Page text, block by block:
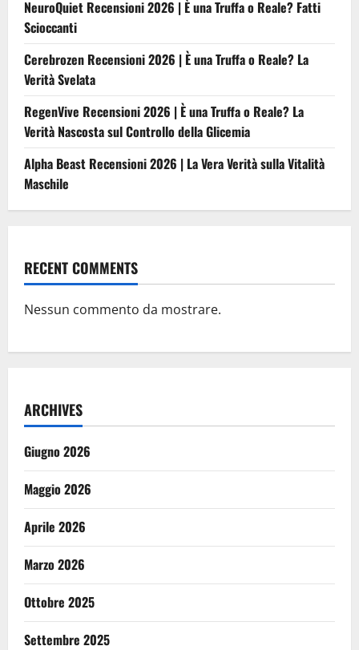
NeuroQuiet Recensioni 2026 | È una Truffa o Reale? Fatti
Scioccanti
Cerebrozen Recensioni 2026 | È una Truffa o Reale? La
Verità Svelata
RegenVive Recensioni 2026 | È una Truffa o Reale? La
Verità Nascosta sul Controllo della Glicemia
Alpha Beast Recensioni 2026 | La Vera Verità sulla Vitalità
Maschile
RECENT COMMENTS
Nessun commento da mostrare.
ARCHIVES
Giugno 2026
Maggio 2026
Aprile 2026
Marzo 2026
Ottobre 2025
Settembre 2025